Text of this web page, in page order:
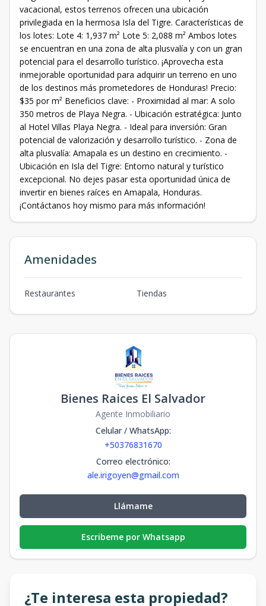
vacacional, estos terrenos ofrecen una ubicación
privilegiada en la hermosa Isla del Tigre. Características de
los lotes: Lote 4: 1,937 m² Lote 5: 2,088 m² Ambos lotes
se encuentran en una zona de alta plusvalía y con un gran
potencial para el desarrollo turístico. ¡Aprovecha esta
inmejorable oportunidad para adquirir un terreno en uno
de los destinos más prometedores de Honduras! Precio:
$35 por m² Beneficios clave: - Proximidad al mar: A solo
350 metros de Playa Negra. - Ubicación estratégica: Junto
al Hotel Villas Playa Negra. - Ideal para inversión: Gran
potencial de valorización y desarrollo turístico. - Zona de
alta plusvalía: Amapala es un destino en crecimiento. -
Ubicación en Isla del Tigre: Entorno natural y turístico
excepcional. No dejes pasar esta oportunidad única de
invertir en bienes raíces en Amapala, Honduras.
¡Contáctanos hoy mismo para más información!
Amenidades
Restaurantes Tiendas
Bienes Raices El Salvador
Agente Inmobiliario
Celular / WhatsApp:
+50376831670
Correo electrónico:
ale.irigoyen@gmail.com
Llámame
Escribeme por Whatsapp
¿Te interesa esta propiedad?